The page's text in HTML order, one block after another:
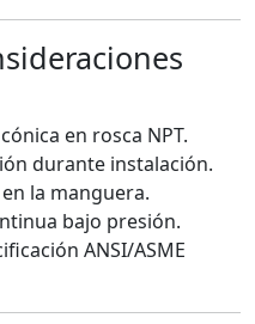
en rosca NPT.
durante instalación.
la manguera.
bajo presión.
ANSI/ASME